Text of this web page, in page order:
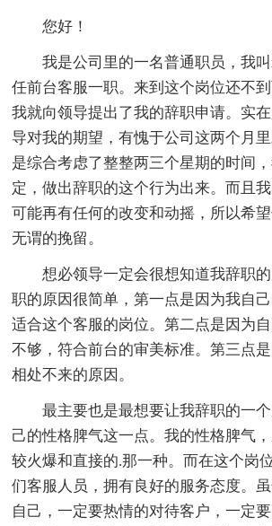
您好！
我是公司里的一名普通职员，我叫
任前台客服一职。来到这个岗位还不到
我就向领导提出了我的辞职申请。实
导对我的期望，有愧于公司这两个月
是综合考虑了整整两三个星期的时间
定，做出辞职的这个行为出来。而且
可能再有任何的改变和动摇，所以希
无谓的挽留。
想必领导一定会很想知道我辞职的
职的原因很简单，第一点是因为我自
适合这个客服的岗位。第二点是因为
不够，符合前台的审美标准。第三点
相处不来的原因。
最主要也是最想要让我辞职的一个
己的性格脾气这一点。我的性格脾气
较火爆和直接的.那一种。而在这个岗
们客服人员，拥有良好的服务态度。
自己，一定要热情的对待客户，一定